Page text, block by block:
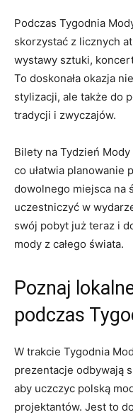
Podczas Tygodnia
skorzystać z licznych
wystawy sztuki,
To doskonała okazja
stylizacji, ale także do
tradycji⁣ i zwyczajów.
Bilety na Tydzień
⁣co ułatwia planowanie
dowolnego miejsca na
uczestniczyć w
swój pobyt już teraz i
mody z ⁤całego świata.
Poznaj
podczas
W trakcie Tygodnia​
prezentacje odbywają
aby uczczyc polską
projektantów. Jest⁣ to